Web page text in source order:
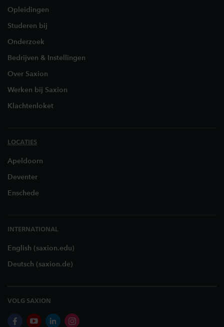
Opleidingen
Studeren bij
Onderzoek
Bedrijven & Instellingen
Over Saxion
Werken bij Saxion
Klachtenloket
LOCATIES
Apeldoorn
Deventer
Enschede
INTERNATIONAL
English (saxion.edu)
Deutsch (saxion.de)
VOLG SAXION